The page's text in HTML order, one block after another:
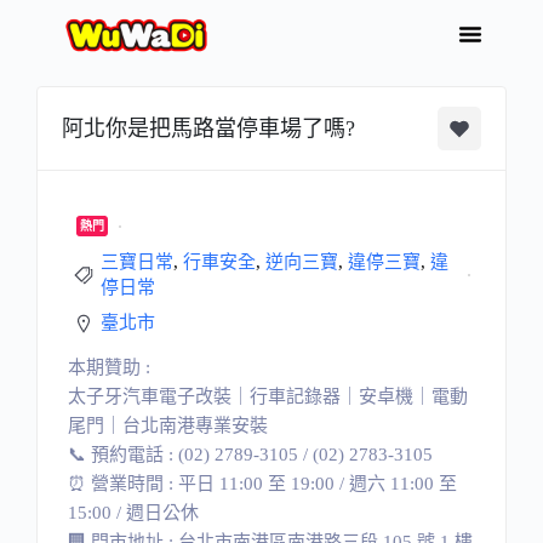
阿北你是把馬路當停車場了嗎?
熱門
三寶日常, 行車安全, 逆向三寶, 違停三寶, 違
停日常
臺北市
本期贊助 :
太子牙汽車電子改裝｜行車記錄器｜安卓機｜電動
尾門｜台北南港專業安裝
📞 預約電話 : (02) 2789-3105 / (02) 2783-3105
⏰ 營業時間 : 平日 11:00 至 19:00 / 週六 11:00 至
15:00 / 週日公休